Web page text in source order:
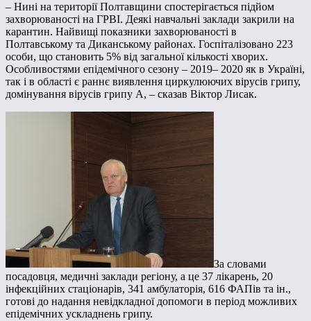
– Нині на території Полтавщини спостерігається підйом
захворюваності на ГРВІ. Деякі навчальні заклади закрили на
карантин. Найвищі показники захворюваності в
Полтавському та Диканському районах. Госпіталізовано 223
особи, що становить 5% від загальної кількості хворих.
Особливостями епідемічного сезону – 2019– 2020 як в Україні,
так і в області є раннє виявлення циркулюючих вірусів грипу,
домінування вірусів грипу А, – сказав Віктор Лисак.
За словами
посадовця, медичні заклади регіону, а це 37 лікарень, 20
інфекційних стаціонарів, 341 амбулаторія, 616 ФАПів та ін.,
готові до надання невідкладної допомоги в період можливих
епідемічних ускладнень грипу.